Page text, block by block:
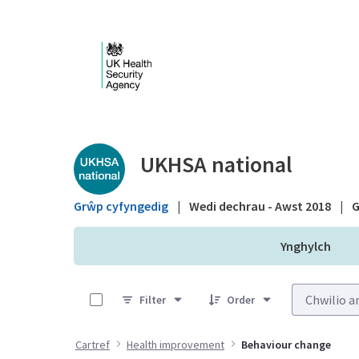
Public library -
UKHSA national
Grŵp cyfyngedig | Wedi dechrau - Awst 2018 |
Ynghylch
Filter
Order
Cartref Health improvement Behaviour change